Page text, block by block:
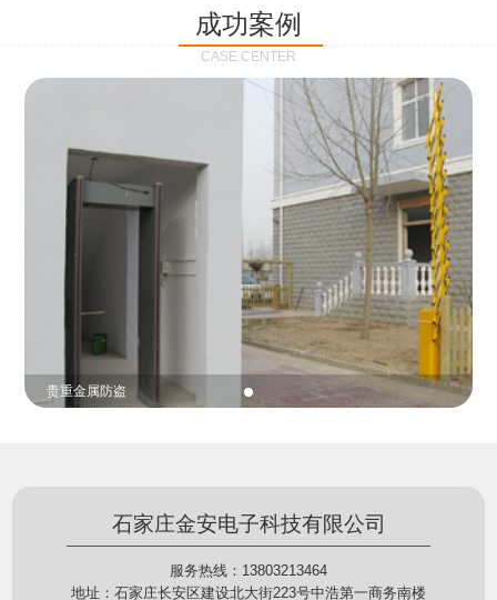
作站也能自动为执法记录仪充充电、校校时，做执法
记录仪的贴心小"保姆"。随着群众法律意识的逐步提
高，行政执法行为更加"阳光、透明"，通过工作站可
以随时调取证据视频，精准查阅现场资料，直戳了当
的展示给行政相对人看，有效的减少了行政相对人对
城管执法行为的误解，树立了执法的公信力。
定位模块，可通过移动网络将位置信息实时发送到监
控中心，在平台的电子地图上显示出设备的具体位
置，实时查看执法人员到岗情况及根据执法环境迅速
调配周边执法人员。同时，内置NFC芯片，可支持身
份证查验等拓展功能，在实战中发挥着重要的作用，
能广泛应用于交警公安执法、卫生监督、城管执法、
海关执法、路政、质量监督、林业园林、消防、质量
监督、公路铁路等各个领域。
成功案例
CASE CENTER
贵重金属防盗
石家庄金安电子科技有限公司
服务热线：13803213464
地址：石家庄长安区建设北大街223号中浩第一商务南楼